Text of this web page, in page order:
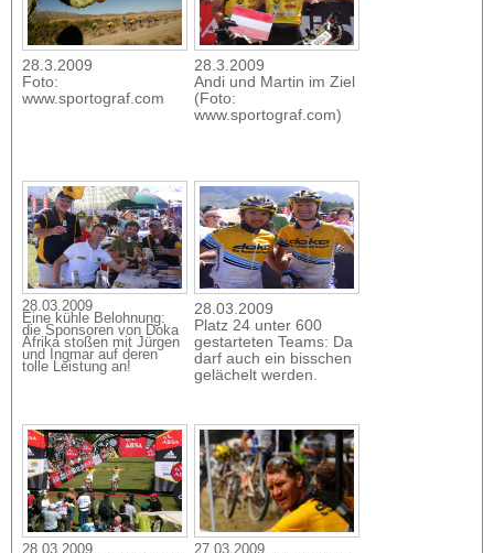
28.3.2009
Foto:
www.sportograf.com
28.3.2009
Andi und Martin im Ziel
(Foto:
www.sportograf.com)
28.03.2009
Eine kühle Belohnung:
die Sponsoren von Doka
Afrika stoßen mit Jürgen
und Ingmar auf deren
tolle Leistung an!
28.03.2009
Platz 24 unter 600
gestarteten Teams: Da
darf auch ein bisschen
gelächelt werden.